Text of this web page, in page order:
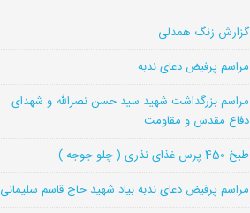
گزارش زنگ همدلی
مراسم پرفیض دعای ندبه
مراسم بزرگداشت شهید سید حسن نصرالله و شهدای
دفاع مقدس و مقاومت
طبخ 450 پرس غذای نذری ( چلو جوجه )
مراسم پرفیض دعای ندبه بیاد شهید حاج قاسم سلیمانی